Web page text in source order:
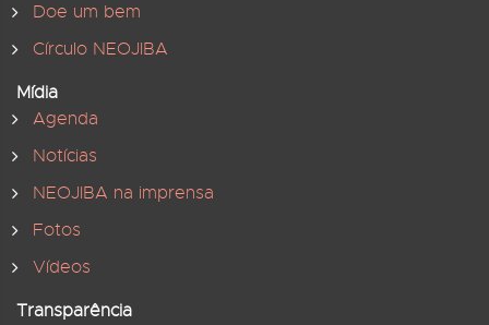
Doe um bem
Círculo NEOJIBA
Mídia
Agenda
Notícias
NEOJIBA na imprensa
Fotos
Vídeos
Transparência